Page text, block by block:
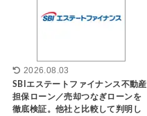
2026.08.03
SBIエステートファイナンス不動産
担保ローン／売却つなぎローンを
徹底検証。他社と比較して判明し